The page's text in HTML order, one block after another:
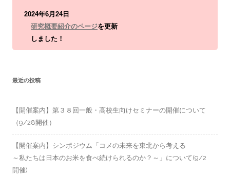
2024年6月24日
研究概要紹介のページを更新
しました！
最近の投稿
【開催案内】第３８回一般・高校生向けセミナーの開催について
（9/28開催）
【開催案内】シンポジウム「コメの未来を東北から考える
～私たちは日本のお米を食べ続けられるのか？～」について(9/2
開催)